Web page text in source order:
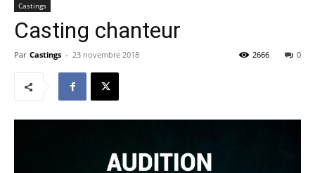
Castings
Casting chanteur
Par Castings - 23 novembre 2018 0
2666